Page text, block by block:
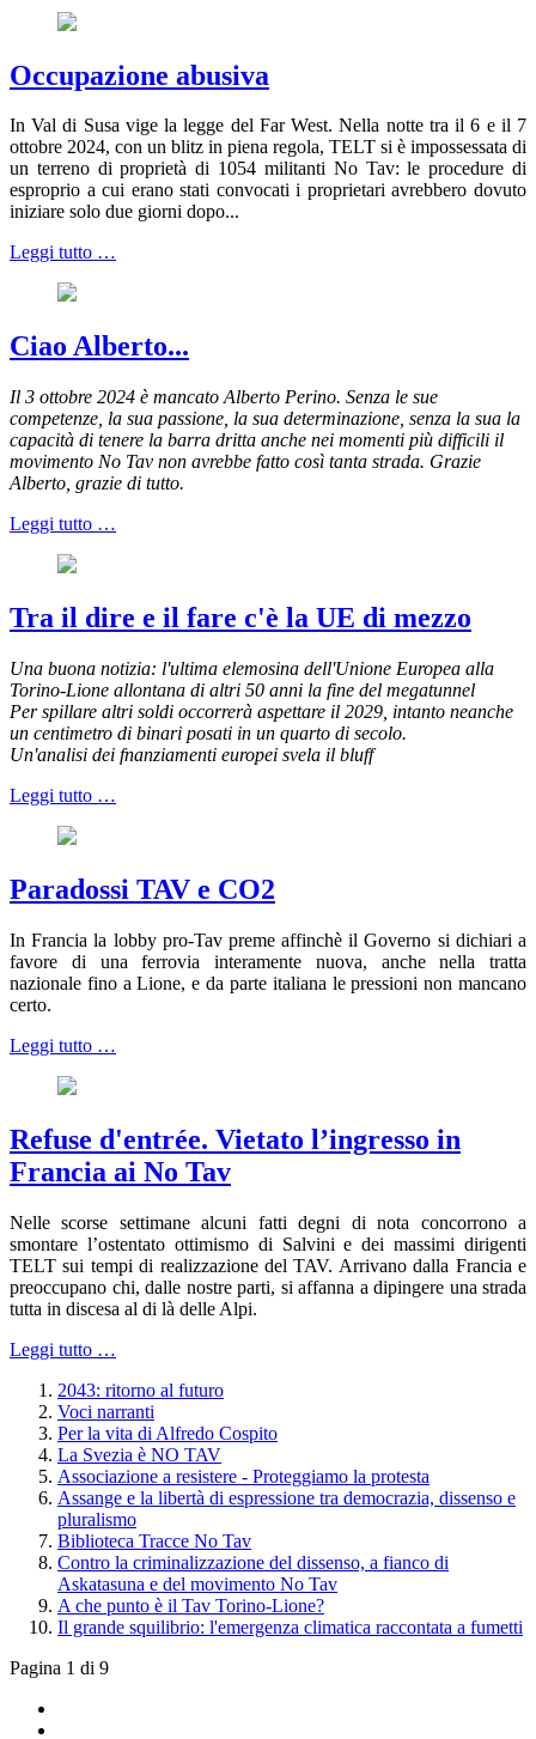
Occupazione abusiva
In Val di Susa vige la legge del Far West. Nella notte tra il 6 e il 7
ottobre 2024, con un blitz in piena regola, TELT si è impossessata di
un terreno di proprietà di 1054 militanti No Tav: le procedure di
esproprio a cui erano stati convocati i proprietari avrebbero dovuto
iniziare solo due giorni dopo...
Leggi tutto …
Ciao Alberto...
Il 3 ottobre 2024 è mancato Alberto Perino. Senza le sue
competenze, la sua passione, la sua determinazione, senza la sua la
capacità di tenere la barra dritta anche nei momenti più difficili il
movimento No Tav non avrebbe fatto così tanta strada. Grazie
Alberto, grazie di tutto.
Leggi tutto …
Tra il dire e il fare c'è la UE di mezzo
Una buona notizia: l'ultima elemosina dell'Unione Europea alla
Torino-Lione allontana di altri 50 anni la fine del megatunnel
Per spillare altri soldi occorrerà aspettare il 2029, intanto neanche
un centimetro di binari posati in un quarto di secolo.
Un'analisi dei fnanziamenti europei svela il bluff
Leggi tutto …
Paradossi TAV e CO2
In Francia la lobby pro-Tav preme affinchè il Governo si dichiari a
favore di una ferrovia interamente nuova, anche nella tratta
nazionale fino a Lione, e da parte italiana le pressioni non mancano
certo.
Leggi tutto …
Refuse d'entrée. Vietato l’ingresso in
Francia ai No Tav
Nelle scorse settimane alcuni fatti degni di nota concorrono a
smontare l’ostentato ottimismo di Salvini e dei massimi dirigenti
TELT sui tempi di realizzazione del TAV. Arrivano dalla Francia e
preoccupano chi, dalle nostre parti, si affanna a dipingere una strada
tutta in discesa al di là delle Alpi.
Leggi tutto …
2043: ritorno al futuro
Voci narranti
Per la vita di Alfredo Cospito
La Svezia è NO TAV
Associazione a resistere - Proteggiamo la protesta
Assange e la libertà di espressione tra democrazia, dissenso e
pluralismo
Biblioteca Tracce No Tav
Contro la criminalizzazione del dissenso, a fianco di
Askatasuna e del movimento No Tav
A che punto è il Tav Torino-Lione?
Il grande squilibrio: l'emergenza climatica raccontata a fumetti
Pagina 1 di 9